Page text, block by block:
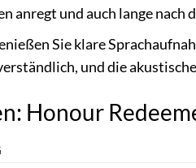
anregt und auch lange nach
Sie klare
und die
Honour